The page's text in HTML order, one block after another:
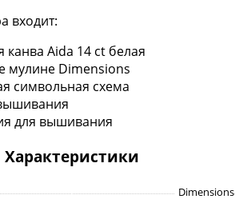
входит:
канва Aida 14 ct белая
мулине Dimensions
символьная схема
для вышивания
Характеристики
Dimensions